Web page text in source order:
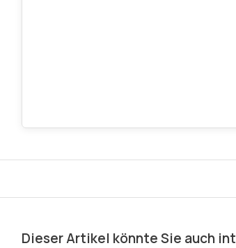
Dieser Artikel könnte Sie auch